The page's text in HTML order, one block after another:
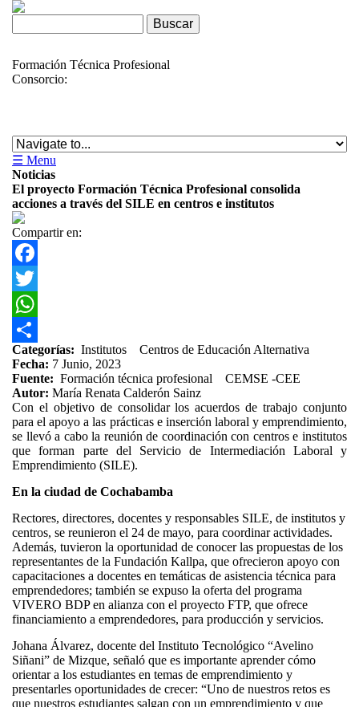
Skip to navigation
Pasar al contenido principal
Formación Técnica Profesional
Consorcio:
☰ Menu
Noticias
El proyecto Formación Técnica Profesional consolida
acciones a través del SILE en centros e institutos
Compartir en:
Facebook
Twitter
WhatsApp
Share
Categorías
Categorías: Institutos
Centros de Educación Alternativa
Fecha: 7 Junio, 2023
Fuente: Formación técnica profesional
CEMSE -CEE
Autor: María Renata Calderón Sainz
Con el objetivo de consolidar los acuerdos de trabajo conjunto
para el apoyo a las prácticas e inserción laboral y emprendimiento,
se llevó a cabo la reunión de coordinación con centros e institutos
que forman parte del Servicio de Intermediación Laboral y
Emprendimiento (SILE).
En la ciudad de Cochabamba
Rectores, directores, docentes y responsables SILE, de institutos y
centros, se reunieron el 24 de mayo, para coordinar actividades.
Además, tuvieron la oportunidad de conocer las propuestas de los
representantes de la Fundación Kallpa, que ofrecieron apoyo con
capacitaciones a docentes en temáticas de asistencia técnica para
emprendedores; también se expuso la oferta del programa
VIVERO BDP en alianza con el proyecto FTP, que ofrece
financiamiento a emprendedores, para producción y servicios.
Johana Álvarez, docente del Instituto Tecnológico “Avelino
Siñani” de Mizque, señaló que es importante aprender cómo
orientar a los estudiantes en temas de emprendimiento y
presentarles oportunidades de crecer: “Uno de nuestros retos es
que nuestros estudiantes salgan con un emprendimiento y que